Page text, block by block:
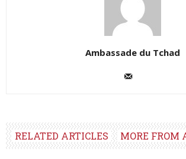
Ambassade du Tchad
RELATED ARTICLES MORE FROM